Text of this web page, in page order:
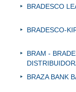
BRADESCO
BRADESCO-
BRAM -
BRAZA BANK